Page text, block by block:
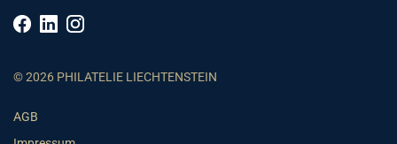
© 2026 PHILATELIE LIECHTENSTEIN
AGB